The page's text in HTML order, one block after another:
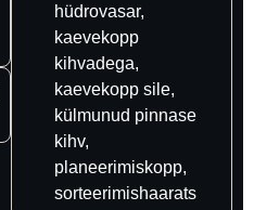
hüdrovasar,
kaevekopp
kihvadega,
kaevekopp sile,
külmunud pinnase
kihv,
planeerimiskopp,
sorteerimishaarats